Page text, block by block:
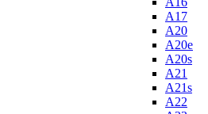
A17
A20
A20e
A20s
A21
A21s
A22